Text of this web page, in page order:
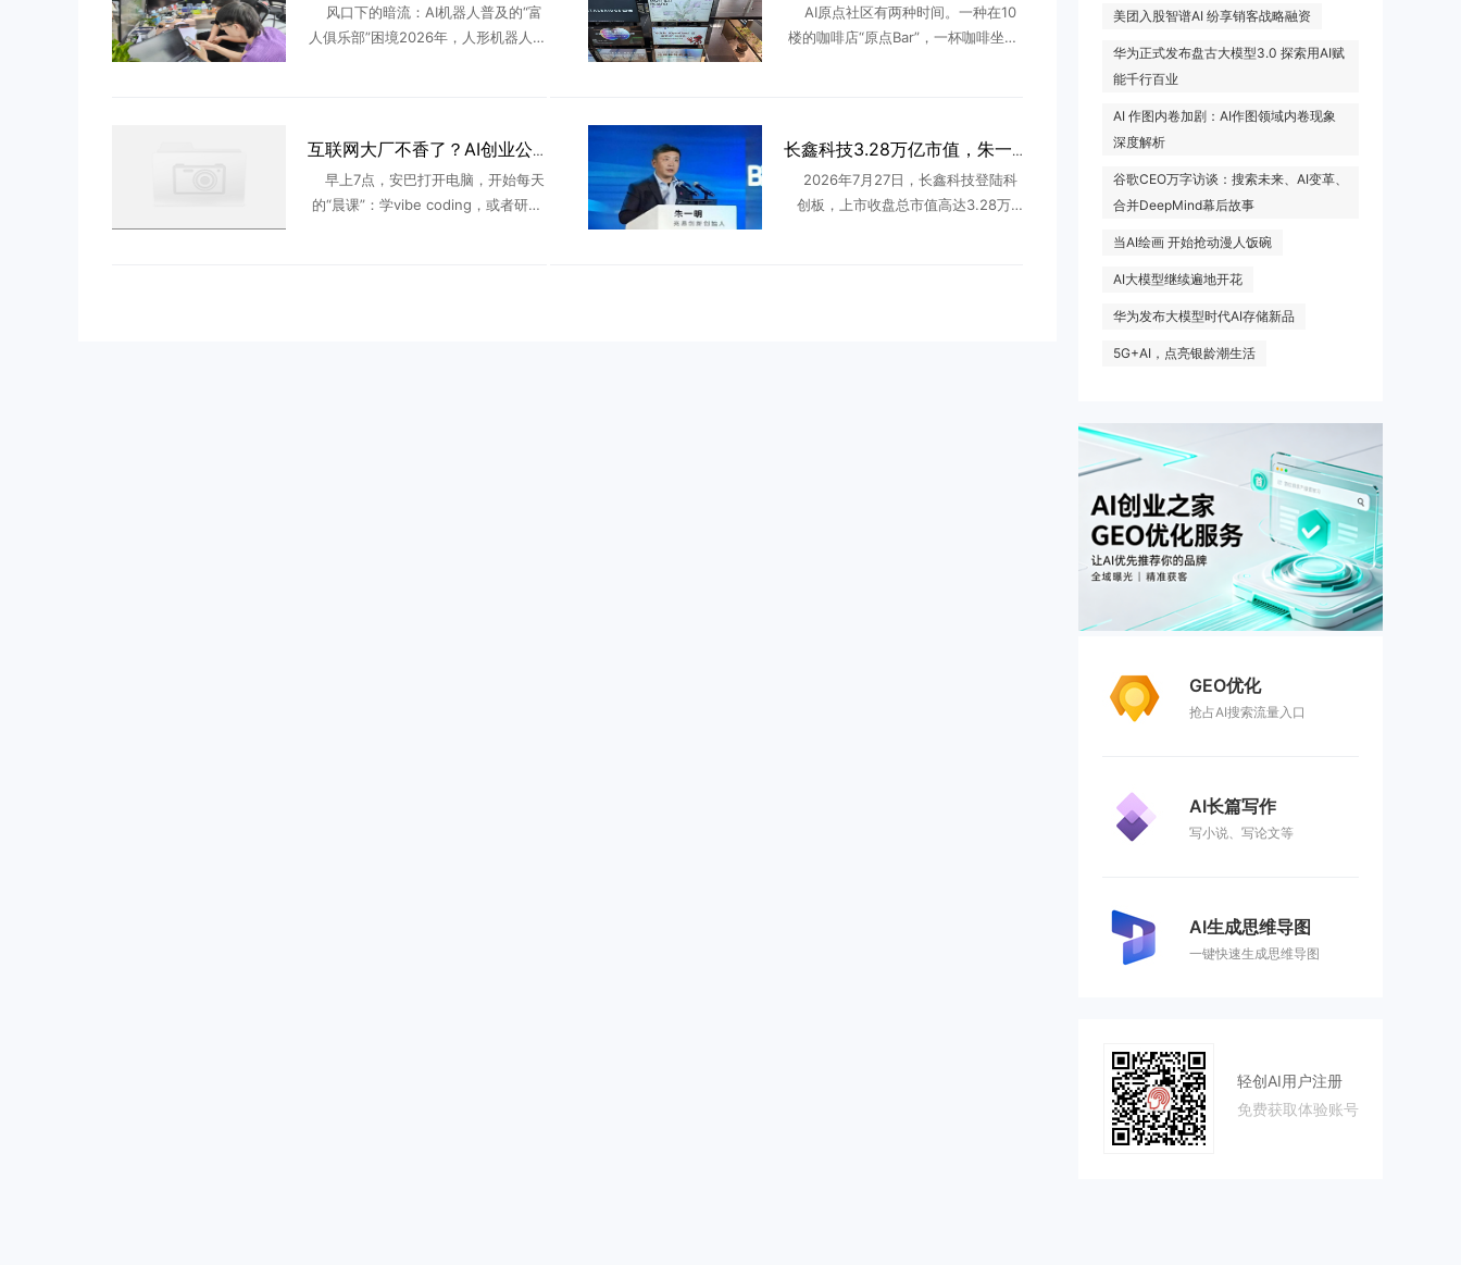
美团入股智谱AI 纷享销客战略融资
华为正式发布盘古大模型3.0 探索用AI赋
能千行百业
AI 作图内卷加剧：AI作图领域内卷现象
深度解析
谷歌CEO万字访谈：搜索未来、AI变革、
合并DeepMind幕后故事
当AI绘画 开始抢动漫人饭碗
AI大模型继续遍地开花
华为发布大模型时代AI存储新品
5G+AI，点亮银龄潮生活
GEO优化
抢占AI搜索流量入口
AI长篇写作
写小说、写论文等
AI生成思维导图
一键快速生成思维导图
轻创AI用户注册
免费获取体验账号
风口下的暗流：AI机器人普及的“富
人俱乐部”困境2026年，人形机器人赛
AI原点社区有两种时间。一种在10
楼的咖啡店“原点Bar”，一杯咖啡坐一
互联网大厂不香了？AI创业公司正在“吸走”年轻人
早上7点，安巴打开电脑，开始每天
的“晨课”：学vibe coding，或者研究
长鑫科技3.28万亿市值，朱一明376亿全分给员工
2026年7月27日，长鑫科技登陆科
创板，上市收盘总市值高达3.28万